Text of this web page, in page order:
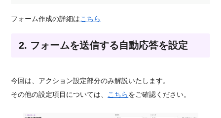
フォーム作成の詳細はこちら
2. フォームを送信する自動応答を設定
今回は、アクション設定部分のみ解説いたします。
その他の設定項目については、
こちらをご確認ください。